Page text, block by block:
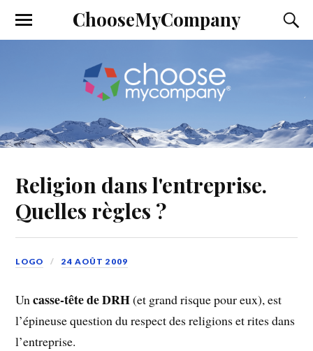
ChooseMyCompany
Religion dans l'entreprise.
Quelles règles ?
LOGO 24 AOÛT 2009
Uncasse-tête de DRH(et grand risque pour eux), est
l’épineuse question du respect des religions et rites dans
l’entreprise.